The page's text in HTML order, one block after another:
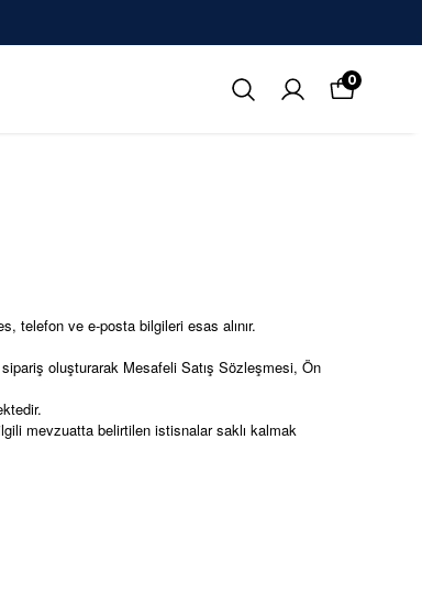
0
telefon ve e-posta bilgileri esas alınır.
oluşturarak Mesafeli Satış Sözleşmesi, Ön
mevzuatta belirtilen istisnalar saklı kalmak